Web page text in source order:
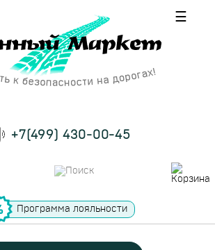
☰
+7(499) 430-00-45
Программа лояльности